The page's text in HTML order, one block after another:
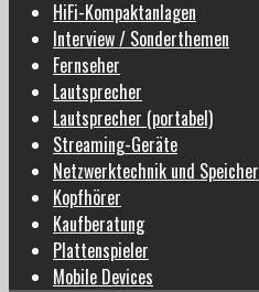
HiFi-Kompaktanlagen
Interview / Sonderthemen
Fernseher
Lautsprecher
Lautsprecher (portabel)
Streaming-Geräte
Netzwerktechnik und Speicher
Kopfhörer
Kaufberatung
Plattenspieler
Mobile Devices